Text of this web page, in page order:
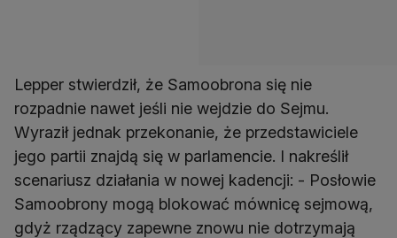
Lepper stwierdził, że Samoobrona się nie
rozpadnie nawet jeśli nie wejdzie do Sejmu.
Wyraził jednak przekonanie, że przedstawiciele
jego partii znajdą się w parlamencie. I nakreślił
scenariusz działania w nowej kadencji: - Posłowie
Samoobrony mogą blokować mównicę sejmową,
gdyż rządzący zapewne znowu nie dotrzymają